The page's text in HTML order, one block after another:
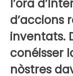
l’ora
d’accions
inventats.
conéisser
nòstres